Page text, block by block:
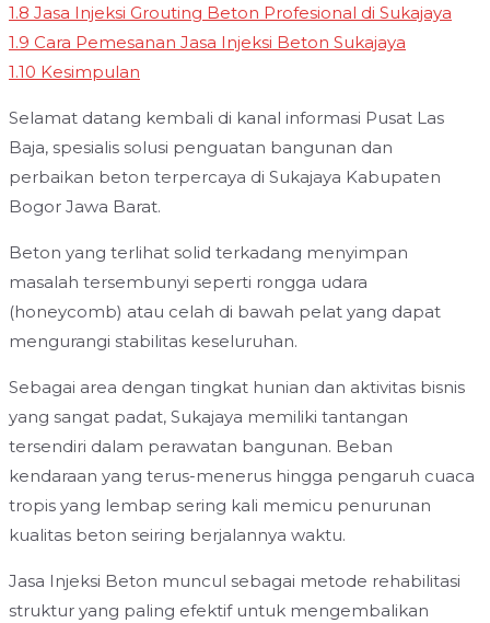
1.8 Jasa Injeksi Grouting Beton Profesional di Sukajaya
1.9 Cara Pemesanan Jasa Injeksi Beton Sukajaya
1.10 Kesimpulan
Selamat datang kembali di kanal informasi Pusat Las
Baja, spesialis solusi penguatan bangunan dan
perbaikan beton terpercaya di Sukajaya Kabupaten
Bogor Jawa Barat.
Beton yang terlihat solid terkadang menyimpan
masalah tersembunyi seperti rongga udara
(honeycomb) atau celah di bawah pelat yang dapat
mengurangi stabilitas keseluruhan.
Sebagai area dengan tingkat hunian dan aktivitas bisnis
yang sangat padat, Sukajaya memiliki tantangan
tersendiri dalam perawatan bangunan. Beban
kendaraan yang terus-menerus hingga pengaruh cuaca
tropis yang lembap sering kali memicu penurunan
kualitas beton seiring berjalannya waktu.
Jasa Injeksi Beton muncul sebagai metode rehabilitasi
struktur yang paling efektif untuk mengembalikan